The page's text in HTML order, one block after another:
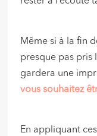
Même si à la fin
presque pas pris
gardera une
vous souhaitez
En appliquant